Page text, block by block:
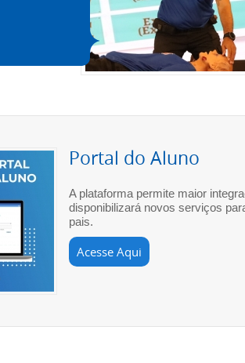
Portal do Aluno
A plataforma permite maior
disponibilizará novos serviços
pais.
Acesse Aqui